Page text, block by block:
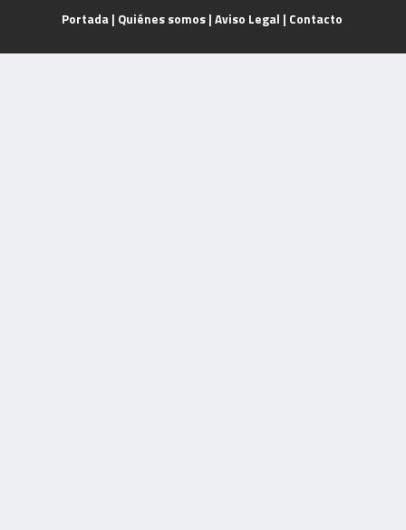
Portada | Quiénes somos| Aviso Legal | Contacto